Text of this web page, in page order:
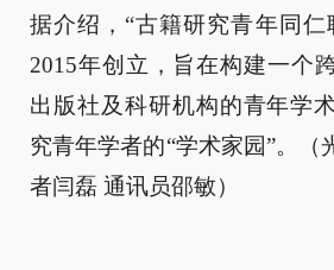
据介绍，“古籍研究青年同仁
2015年创立，旨在构建一个
出版社及科研机构的青年学
究青年学者的“学术家园”。（
者闫磊 通讯员邵敏）